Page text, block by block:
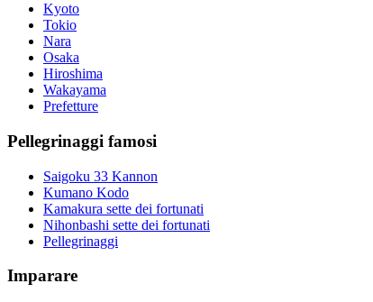
Kyoto
Tokio
Nara
Osaka
Hiroshima
Wakayama
Prefetture
Pellegrinaggi famosi
Saigoku 33 Kannon
Kumano Kodo
Kamakura sette dei fortunati
Nihonbashi sette dei fortunati
Pellegrinaggi
Imparare